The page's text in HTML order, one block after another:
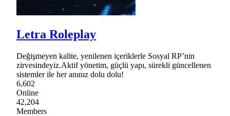
Letra Roleplay
Değişmeyen kalite, yenilenen içeriklerle Sosyal RP’nin
zirvesindeyiz.Aktif yönetim, güçlü yapı, sürekli güncellenen
sistemler ile her anınız dolu dolu!
6,602
Online
42,204
Members